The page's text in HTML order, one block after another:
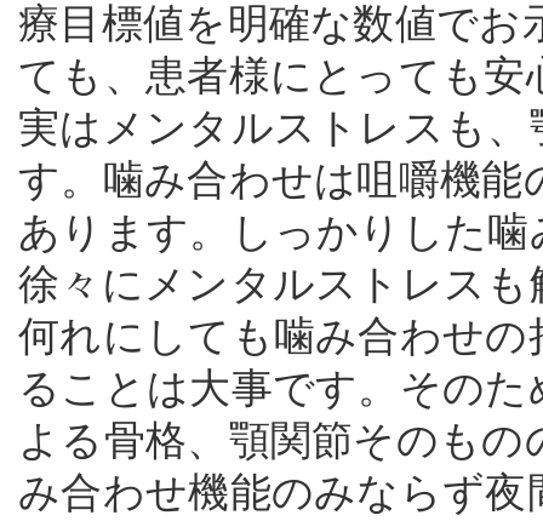
療目標値を明確な数値で
ても、患者様にとっても
実はメンタルストレスも
す。噛み合わせは咀嚼機
あります。しっかりした
徐々にメンタルストレス
何れにしても噛み合わせ
ることは大事です。その
よる骨格、顎関節そのも
み合わせ機能のみならず